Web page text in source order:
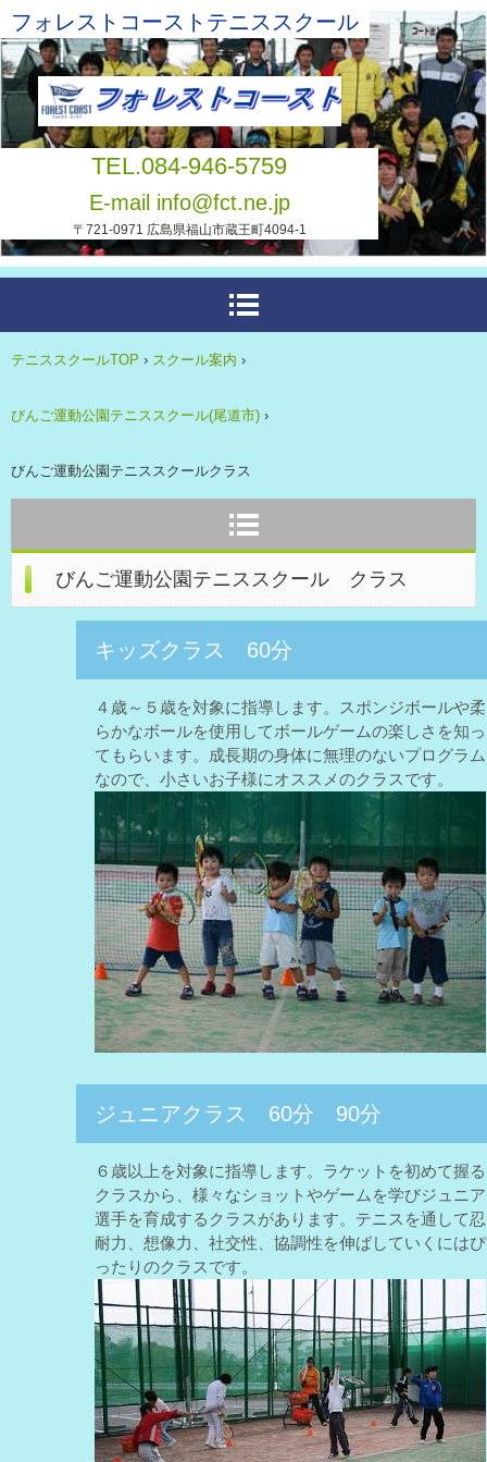
フォレストコーストテニススクール
TEL.084-946-5759
E-mail info@fct.ne.jp
〒721-0971 広島県福山市蔵王町4094-1
テニススクールTOP › スクール案内 ›
びんご運動公園テニススクール(尾道市) ›
びんご運動公園テニススクールクラス
びんご運動公園テニススクール クラス
キッズクラス 60分
４歳～５歳を対象に指導します。スポンジボールや柔
らかなボールを使用してボールゲームの楽しさを知っ
てもらいます。成長期の身体に無理のないプログラム
なので、小さいお子様にオススメのクラスです。
ジュニアクラス 60分 90分
６歳以上を対象に指導します。ラケットを初めて握る
クラスから、様々なショットやゲームを学びジュニア
選手を育成するクラスがあります。テニスを通して忍
耐力、想像力、社交性、協調性を伸ばしていくにはぴ
ったりのクラスです。